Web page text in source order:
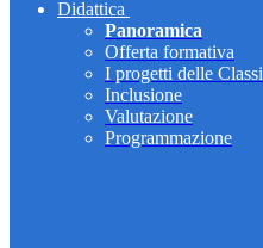
Didattica
Panoramica
Offerta formativa
I progetti delle Classi
Inclusione
Valutazione
Programmazione